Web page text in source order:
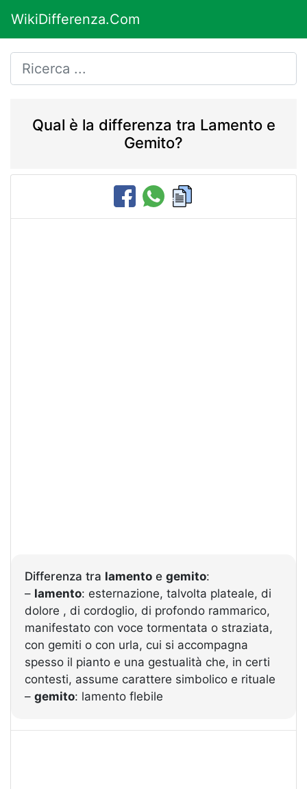
WikiDifferenza.Com
Qual è la differenza tra Lamento e
Gemito?
Differenza tra lamento e gemito:
– lamento: esternazione, talvolta plateale, di
dolore , di cordoglio, di profondo rammarico,
manifestato con voce tormentata o straziata,
con gemiti o con urla, cui si accompagna
spesso il pianto e una gestualità che, in certi
contesti, assume carattere simbolico e rituale
– gemito: lamento flebile